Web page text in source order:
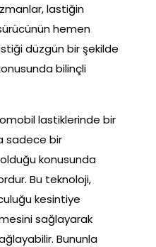
lastiğin
hemen
düzgün bir şekilde
bilinçli
lastiklerinde bir
sadece bir
konusunda
Bu teknoloji,
kesintiye
sağlayarak
Bununla